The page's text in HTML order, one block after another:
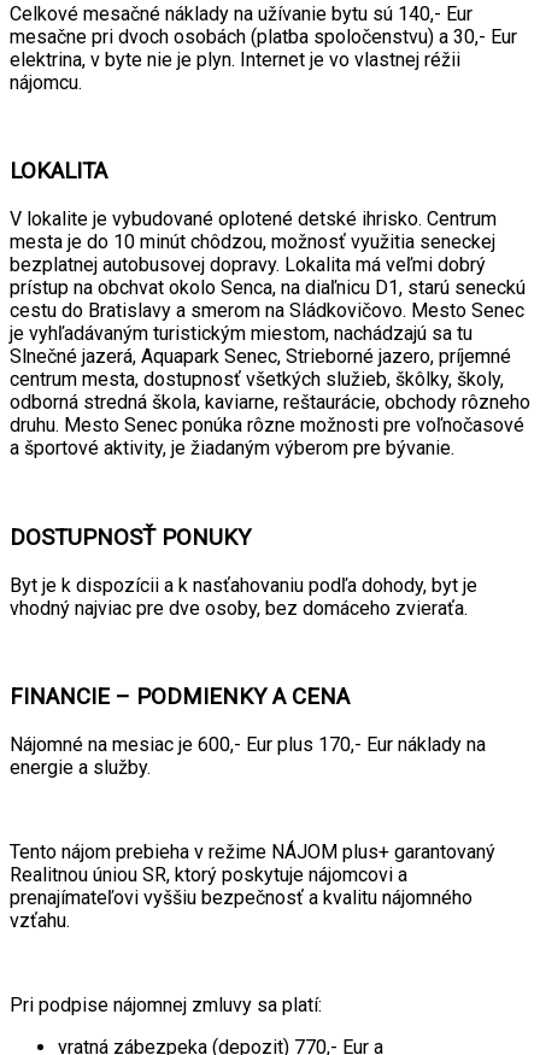
Celkové mesačné náklady na užívanie bytu sú 140,- Eur
mesačne pri dvoch osobách (platba spoločenstvu) a 30,- Eur
elektrina, v byte nie je plyn. Internet je vo vlastnej réžii
nájomcu.
LOKALITA
V lokalite je vybudované oplotené detské ihrisko. Centrum
mesta je do 10 minút chôdzou, možnosť využitia seneckej
bezplatnej autobusovej dopravy. Lokalita má veľmi dobrý
prístup na obchvat okolo Senca, na diaľnicu D1, starú seneckú
cestu do Bratislavy a smerom na Sládkovičovo. Mesto Senec
je vyhľadávaným turistickým miestom, nachádzajú sa tu
Slnečné jazerá, Aquapark Senec, Strieborné jazero, príjemné
centrum mesta, dostupnosť všetkých služieb, škôlky, školy,
odborná stredná škola, kaviarne, reštaurácie, obchody rôzneho
druhu. Mesto Senec ponúka rôzne možnosti pre voľnočasové
a športové aktivity, je žiadaným výberom pre bývanie.
DOSTUPNOSŤ PONUKY
Byt je k dispozícii a k nasťahovaniu podľa dohody, byt je
vhodný najviac pre dve osoby, bez domáceho zvieraťa.
FINANCIE – PODMIENKY A CENA
Nájomné na mesiac je 600,- Eur plus 170,- Eur náklady na
energie a služby.
Tento nájom prebieha v režime NÁJOM plus+ garantovaný
Realitnou úniou SR, ktorý poskytuje nájomcovi a
prenajímateľovi vyššiu bezpečnosť a kvalitu nájomného
vzťahu.
Pri podpise nájomnej zmluvy sa platí:
vratná zábezpeka (depozit) 770,- Eur a